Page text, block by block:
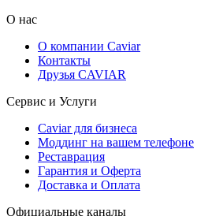
О нас
О компании Caviar
Контакты
Друзья CAVIAR
Сервис и Услуги
Caviar для бизнеса
Моддинг на вашем телефоне
Реставрация
Гарантия и Оферта
Доставка и Оплата
Официальные каналы